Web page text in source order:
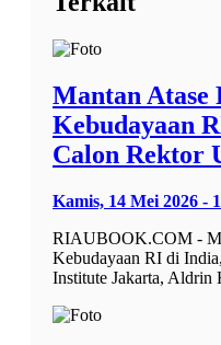
Mantan Atase
Kebudayaan
Calon Rektor
Kamis, 14 Mei 2026 -
RIAUBOOK.COM -
Kebudayaan RI di
Institute Jakarta,